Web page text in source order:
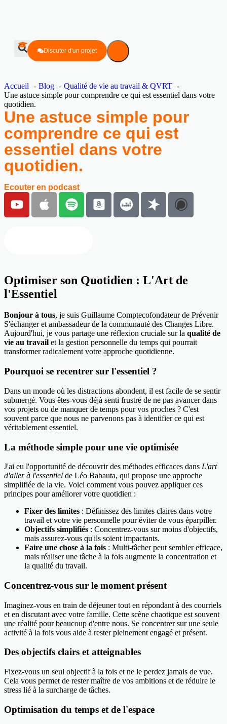
Discuter d'un projet
Accueil Blog
Qualité de vie au travail & QVRT
Une astuce simple pour comprendre ce qui est essentiel dans votre
quotidien.
Une astuce simple pour
comprendre ce qui est
essentiel dans votre
quotidien.
Ecouter en podcast
Optimiser son Quotidien : L'Art de
l'Essentiel
Bonjour à tous, je suis Guillaume Comptecofondateur de Prévenir
S'échanger et ambassadeur de la communauté des Changes Libre.
Aujourd'hui, je vous partage une réflexion cruciale sur la qualité de
vie au travail et la gestion personnelle du temps qui pourrait
transformer radicalement votre approche quotidienne.
Pourquoi se recentrer sur l'essentiel ?
Dans un monde où les distractions abondent, il est facile de se sentir
submergé. Vous êtes-vous déjà senti frustré de ne pas avancer dans
vos projets ou de manquer de temps pour vos proches ? C'est
souvent parce que nous ne parvenons pas à identifier ce qui est
véritablement essentiel.
La méthode simple pour une vie optimisée
J'ai eu l'opportunité de découvrir des méthodes efficaces dans L'art
d'aller à l'essentiel de Léo Babauta, qui propose une approche
simplifiée de la vie. Voici comment vous pouvez appliquer ces
principes pour améliorer votre quotidien :
Fixer des limites : Définissez des limites claires dans votre
travail et votre vie personnelle pour éviter de vous éparpiller.
Objectifs simplifiés : Concentrez-vous sur moins d'objectifs,
mais assurez-vous qu'ils soient impactants.
Faire une chose à la fois : Multi-tâcher peut sembler efficace,
mais réaliser une tâche à la fois augmente la concentration et
la qualité du travail.
Concentrez-vous sur le moment présent
Imaginez-vous en train de déjeuner tout en répondant à des courriels
et en discutant avec votre famille. Cette scène chaotique est souvent
une réalité pour beaucoup d'entre nous. Se concentrer sur une seule
activité à la fois vous aide à rester pleinement engagé et présent.
Des objectifs clairs et atteignables
Fixez-vous un seul objectif à la fois et ne le perdez jamais de vue.
Cela vous permet de rester maître de vos ambitions et de réduire le
stress lié à la surcharge de tâches.
Optimisation du temps et de l'espace